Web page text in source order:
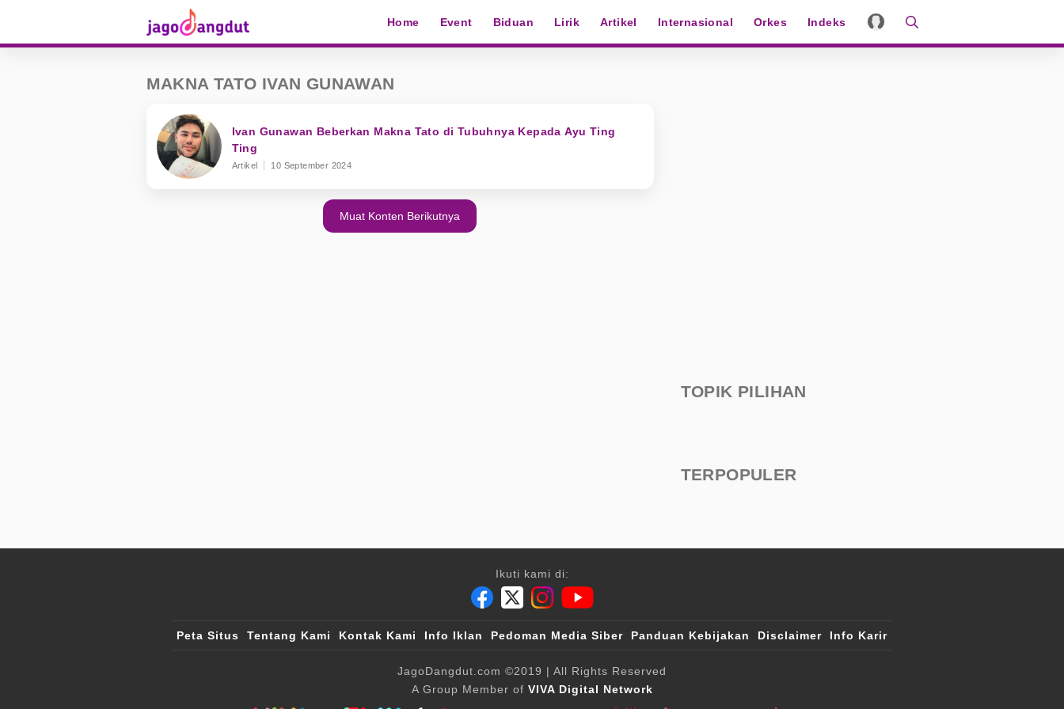
Home Event Biduan Lirik Artikel Internasional Orkes Indeks
MAKNA TATO IVAN GUNAWAN
Ivan Gunawan Beberkan Makna Tato di Tubuhnya Kepada Ayu Ting
Ting
Artikel 10 September 2024
Muat Konten Berikutnya
TOPIK PILIHAN
TERPOPULER
Ikuti kami di:
Peta Situs Tentang Kami Kontak Kami Info Iklan Pedoman Media Siber Panduan Kebijakan Disclaimer Info Karir
JagoDangdut.com ©2019 | All Rights Reserved
A Group Member of VIVA Digital Network